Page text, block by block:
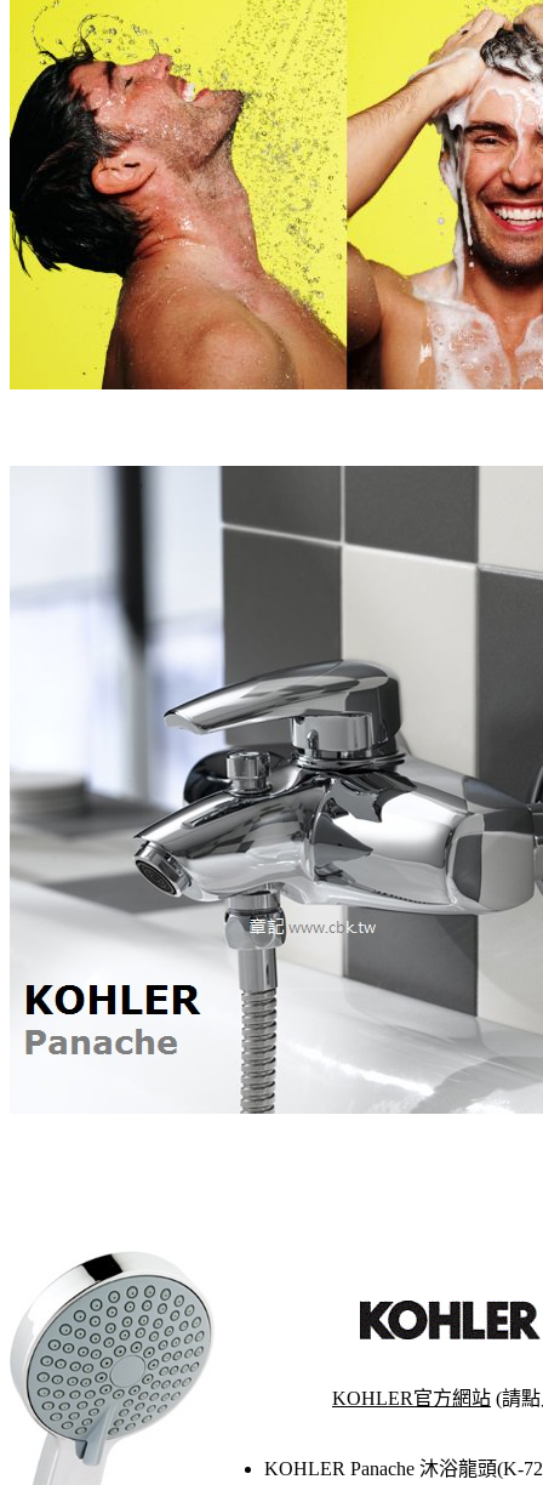
KOHLER官方網站 (請
KOHLER Panache 沐浴龍頭(K-